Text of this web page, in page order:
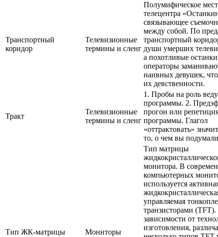
Транспортный
коридор
Телевизионные
термины и сленг
Полумифическое
телецентра
связывающее
между собой. По
транспортный
души умерших
а похотливые
операторы
наивных девушек,
их девственности.
Тракт
Телевизионные
термины и сленг
1. Пробы на роль
программы. 2.
прогон или
программы. Глагол
«оттрактовать»
то, о чем вы
Тип ЖК-матрицы Мониторы
Тип матрицы
монитора. В
компьютерных
используется
управляемая
транзисторами
зависимости от
изготовления,